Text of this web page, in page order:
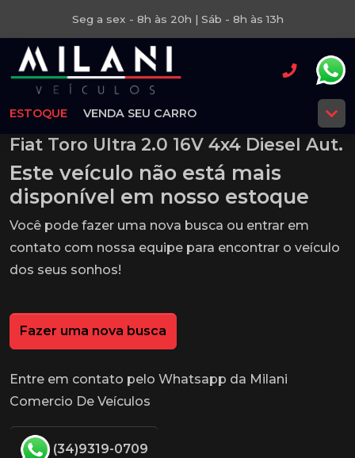
Seg a sex - 8h às 20h | Sáb - 8h às 13h
ESTOQUE VENDA SEU CARRO
Fiat Toro Ultra 2.0 16V 4x4 Diesel Aut.
Este veículo não está mais
disponível em nosso estoque
Você pode fazer uma nova busca ou entrar em
contato com nossa equipe para encontrar o veículo
dos seus sonhos!
Fazer uma nova busca
Entre em contato pelo Whatsapp da Milani
Comercio De Veículos
(34)9319-0709